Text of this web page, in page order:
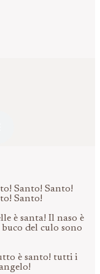
Santo! Santo!
Santo!
è santa! Il naso è
del culo sono
è santo! tutti i